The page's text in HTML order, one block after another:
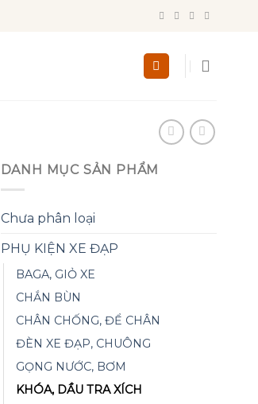
DANH MỤC SẢN PHẨM
Chưa phân loại
PHỤ KIỆN XE ĐẠP
BAGA, GIỎ XE
CHẮN BÙN
CHÂN CHỐNG, ĐỂ CHÂN
ĐÈN XE ĐẠP, CHUÔNG
GỌNG NƯỚC, BƠM
KHÓA, DẦU TRA XÍCH